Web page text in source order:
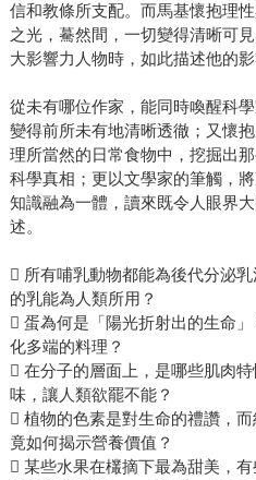
信和教條所支配。而馬基懷抱理
之光，驀然間，一切變得清晰可
大影響力人物時，如此描述他的影
從未有哪位作家，能同時喚醒科
變得前所未有地清晰透徹；又懷
理所當然的日常食物中，挖掘出
科學真相；更以文學家的筆觸，
知識融為一體，讀來既令人眼界
述。
 所有哺乳動物都能為後代分泌
的乳能為人類所用？
 蛋為何是「陽光折射出的生命
化多端的料理？
 在分子的層面上，是哪些肌肉
味，讓人類欲罷不能？
 植物的色素是對生命的禮讚，
竟如何揭示營養價值？
 某些水果在欉摘下最為甜美，